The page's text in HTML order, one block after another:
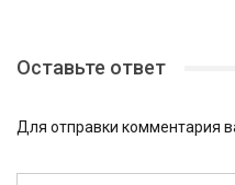
Оставьте ответ
Для отправки комментария